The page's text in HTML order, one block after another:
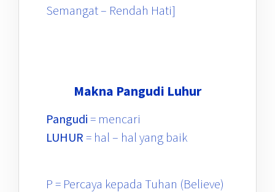
Semangat – Rendah Hati]
Makna Pangudi Luhur
Pangudi = mencari
LUHUR = hal – hal yang baik
P = Percaya kepada Tuhan (Believe)